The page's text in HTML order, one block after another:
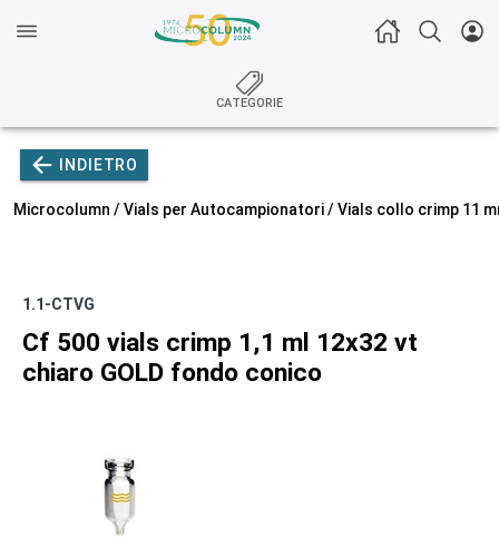
CATEGORIE
INDIETRO
Microcolumn / Vials per Autocampionatori/ Vials collo crimp 11
1.1-CTVG
Cf 500 vials crimp 1,1 ml 12x32 vt
chiaro GOLD fondo conico